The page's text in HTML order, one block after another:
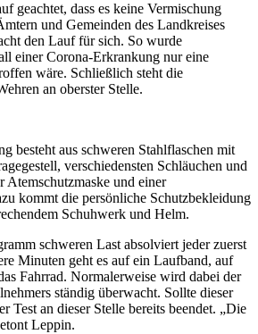
geachtet, dass es keine Vermischung
und Gemeinden des Landkreises
den Lauf für sich. So wurde
einer Corona-Erkrankung nur eine
wäre. Schließlich steht die
an oberster Stelle.
besteht aus schweren Stahlflaschen mit
verschiedensten Schläuchen und
Atemschutzmaske und einer
kommt die persönliche Schutzbekleidung
Schuhwerk und Helm.
schweren Last absolviert jeder zuerst
Minuten geht es auf ein Laufband, auf
Fahrrad. Normalerweise wird dabei der
ständig überwacht. Sollte dieser
Test an dieser Stelle bereits beendet. „Die
Leppin.